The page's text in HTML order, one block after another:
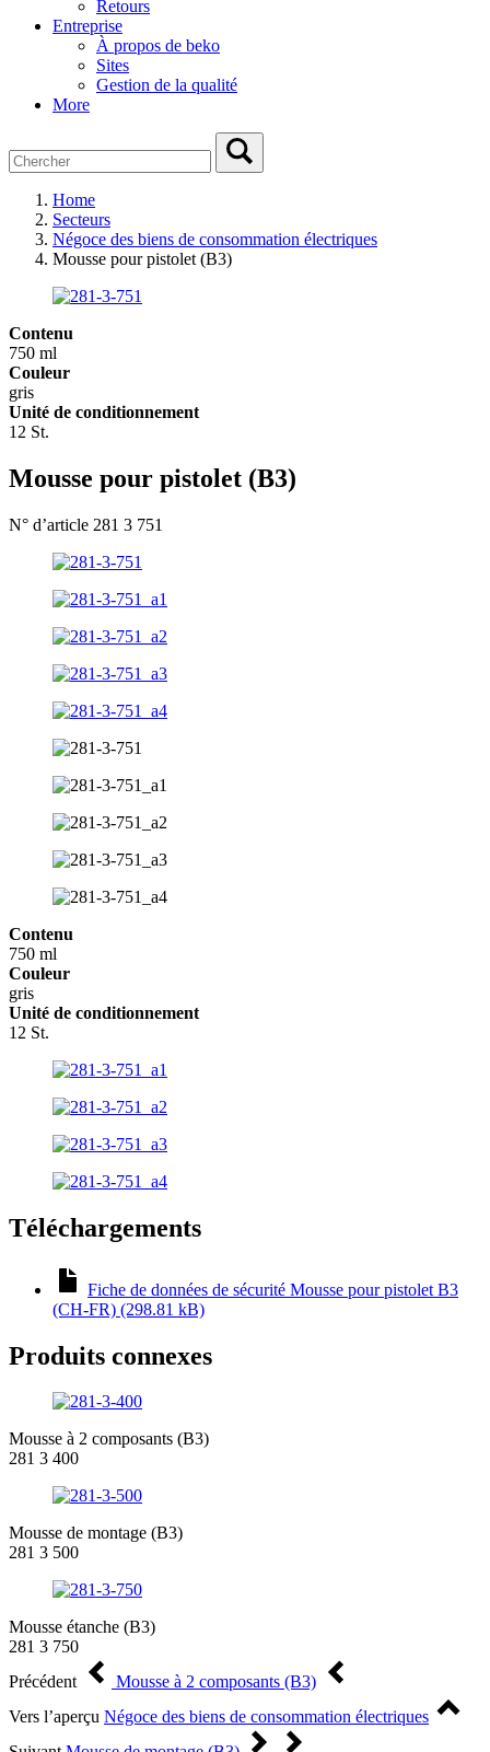
Retours
Entreprise
À propos de beko
Sites
Gestion de la qualité
More
Home
Secteurs
Négoce des biens de consommation électriques
Mousse pour pistolet (B3)
Contenu
750 ml
Couleur
gris
Unité de conditionnement
12 St.
Mousse pour pistolet (B3)
N° d’article 281 3 751
Contenu
750 ml
Couleur
gris
Unité de conditionnement
12 St.
Téléchargements
Fiche de données de sécurité Mousse pour pistolet B3
(CH-FR) (298.81 kB)
Produits connexes
Mousse à 2 composants (B3)
281 3 400
Mousse de montage (B3)
281 3 500
Mousse étanche (B3)
281 3 750
Précédent
Mousse à 2 composants (B3)
Vers l’aperçu Négoce des biens de consommation électriques